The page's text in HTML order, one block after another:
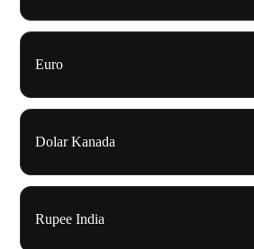
Euro
Dolar Kanada
Rupee India